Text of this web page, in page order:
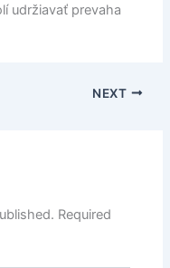
udržiavať prevaha
NEXT
Required